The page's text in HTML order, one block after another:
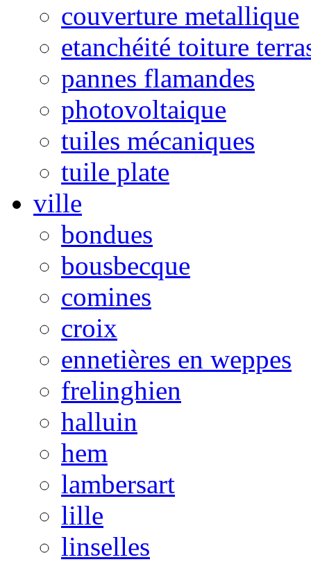
couverture metallique
etanchéité toiture
pannes flamandes
photovoltaique
tuiles mécaniques
tuile plate
ville
bondues
bousbecque
comines
croix
ennetières en weppes
frelinghien
halluin
hem
lambersart
lille
linselles